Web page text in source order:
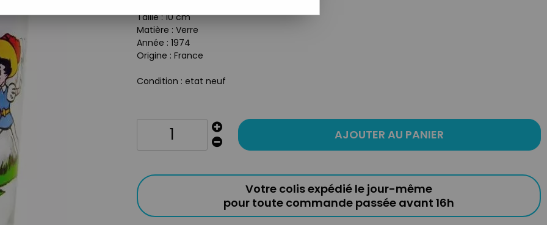
Taille : 10 cm
Matière : Verre
Année : 1974
Origine : France
Condition : etat neuf
AJOUTER AU PANIER
Votre colis expédié le jour-même
pour toute commande passée avant 16h